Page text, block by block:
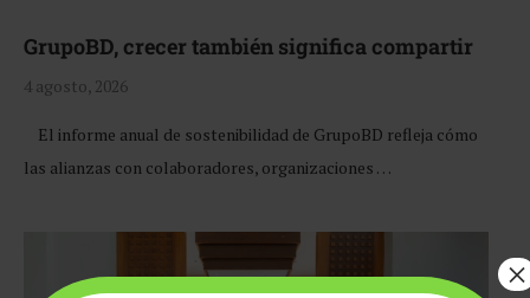
GrupoBD, crecer también significa compartir
4 agosto, 2026
El informe anual de sostenibilidad de GrupoBD refleja cómo
las alianzas con colaboradores, organizaciones …
×